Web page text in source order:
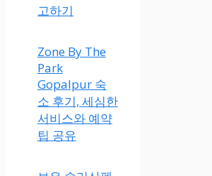
고하기
Zone By The
Park
Gopalpur 숙
소 후기, 세심한
서비스와 예약
팁 공유